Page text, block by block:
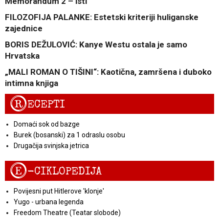
FILOZOFIJA PALANKE: Estetski kriteriji huliganske
zajednice
BORIS DEŽULOVIĆ: Kanye Westu ostala je samo
Hrvatska
„MALI ROMAN O TIŠINI“: Kaotična, zamršena i duboko
intimna knjiga
RECEPTI
Domaći sok od bazge
Burek (bosanski) za 1 odraslu osobu
Drugačija svinjska jetrica
E-CIKLOPEDIJA
Povijesni put Hitlerove 'klonje'
Yugo - urbana legenda
Freedom Theatre (Teatar slobode)